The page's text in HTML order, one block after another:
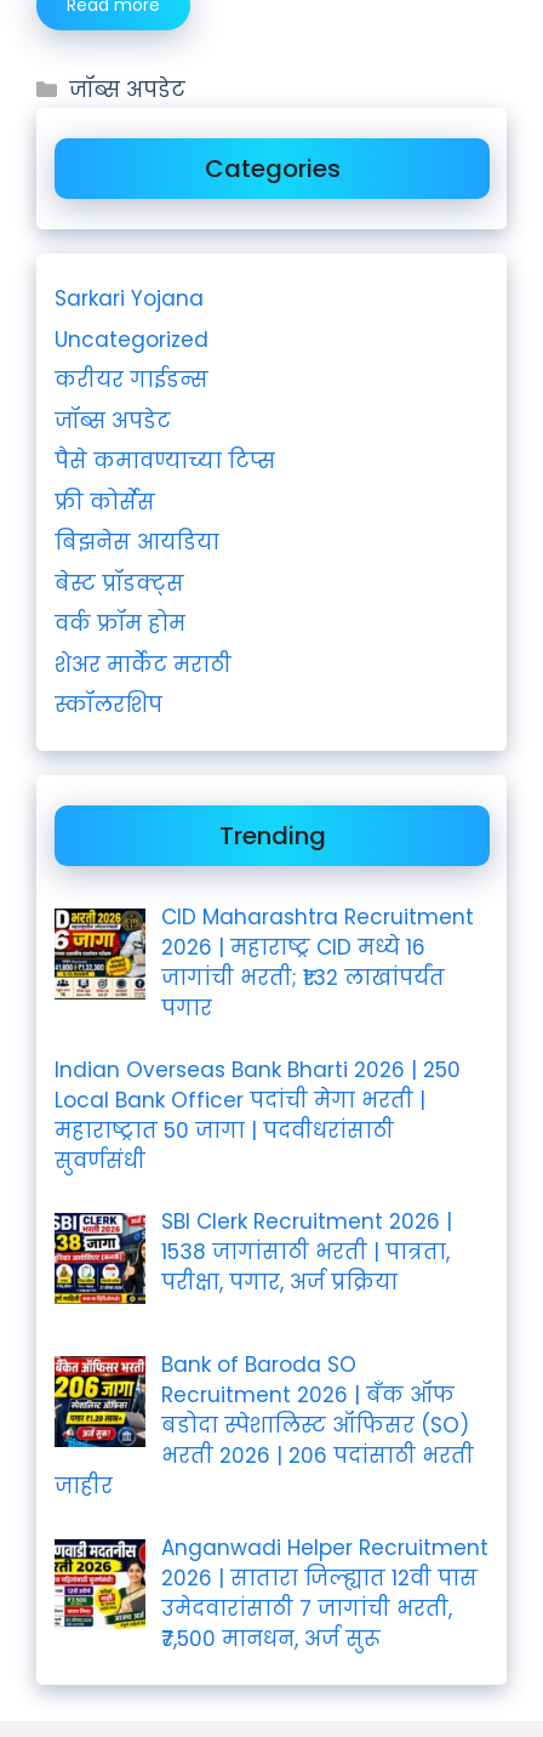
Read more
जॉब्स अपडेट
Categories
Sarkari Yojana
Uncategorized
करीयर गाईडन्स
जॉब्स अपडेट
पैसे कमावण्याच्या टिप्स
फ्री कोर्सेस
बिझनेस आयडिया
बेस्ट प्रॉडक्ट्स
वर्क फ्रॉम होम
शेअर मार्केट मराठी
स्कॉलरशिप
Trending
CID Maharashtra Recruitment
2026 | महाराष्ट्र CID मध्ये 16
जागांची भरती; ₹1.32 लाखांपर्यंत
पगार
Indian Overseas Bank Bharti 2026 | 250
Local Bank Officer पदांची मेगा भरती |
महाराष्ट्रात 50 जागा | पदवीधरांसाठी
सुवर्णसंधी
SBI Clerk Recruitment 2026 |
1538 जागांसाठी भरती | पात्रता,
परीक्षा, पगार, अर्ज प्रक्रिया
Bank of Baroda SO
Recruitment 2026 | बँक ऑफ
बडोदा स्पेशालिस्ट ऑफिसर (SO)
भरती 2026 | 206 पदांसाठी भरती
जाहीर
Anganwadi Helper Recruitment
2026 | सातारा जिल्ह्यात 12वी पास
उमेदवारांसाठी 7 जागांची भरती,
₹7,500 मानधन, अर्ज सुरू